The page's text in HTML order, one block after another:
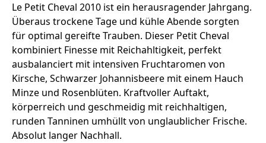
Le Petit Cheval 2010 ist ein herausragender Jahrgang.
Überaus trockene Tage und kühle Abende sorgten
für optimal gereifte Trauben. Dieser Petit Cheval
kombiniert Finesse mit Reichahltigkeit, perfekt
ausbalanciert mit intensiven Fruchtaromen von
Kirsche, Schwarzer Johannisbeere mit einem Hauch
Minze und Rosenblüten. Kraftvoller Auftakt,
körperreich und geschmeidig mit reichhaltigen,
runden Tanninen umhüllt von unglaublicher Frische.
Absolut langer Nachhall.